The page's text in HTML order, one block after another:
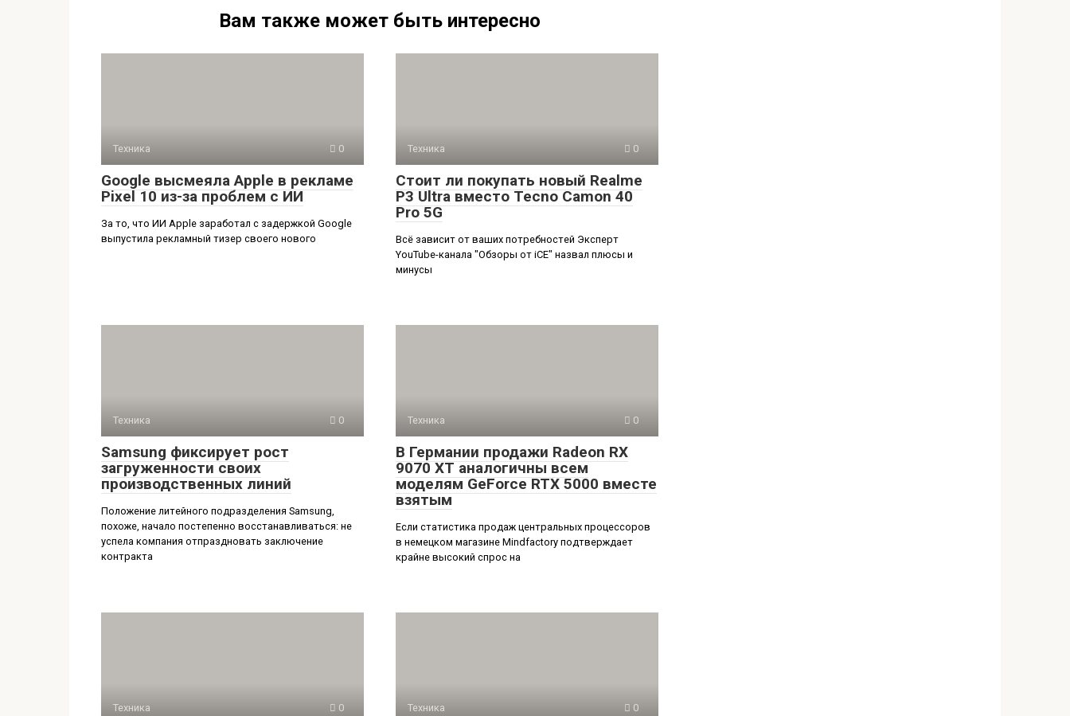
Вам также может быть интересно
Техника 0
Google высмеяла Apple в рекламе
Pixel 10 из-за проблем с ИИ
За то, что ИИ Apple заработал с задержкой Google
выпустила рекламный тизер своего нового
Техника 0
Стоит ли покупать новый Realme
P3 Ultra вместо Tecno Camon 40
Pro 5G
Всё зависит от ваших потребностей Эксперт
YouTube-канала "Обзоры от iCE" назвал плюсы и
минусы
Техника 0
Samsung фиксирует рост
загруженности своих
производственных линий
Положение литейного подразделения Samsung,
похоже, начало постепенно восстанавливаться: не
успела компания отпраздновать заключение
контракта
Техника 0
В Германии продажи Radeon RX
9070 XT аналогичны всем
моделям GeForce RTX 5000 вместе
взятым
Если статистика продаж центральных процессоров
в немецком магазине Mindfactory подтверждает
крайне высокий спрос на
Техника 0 Техника 0